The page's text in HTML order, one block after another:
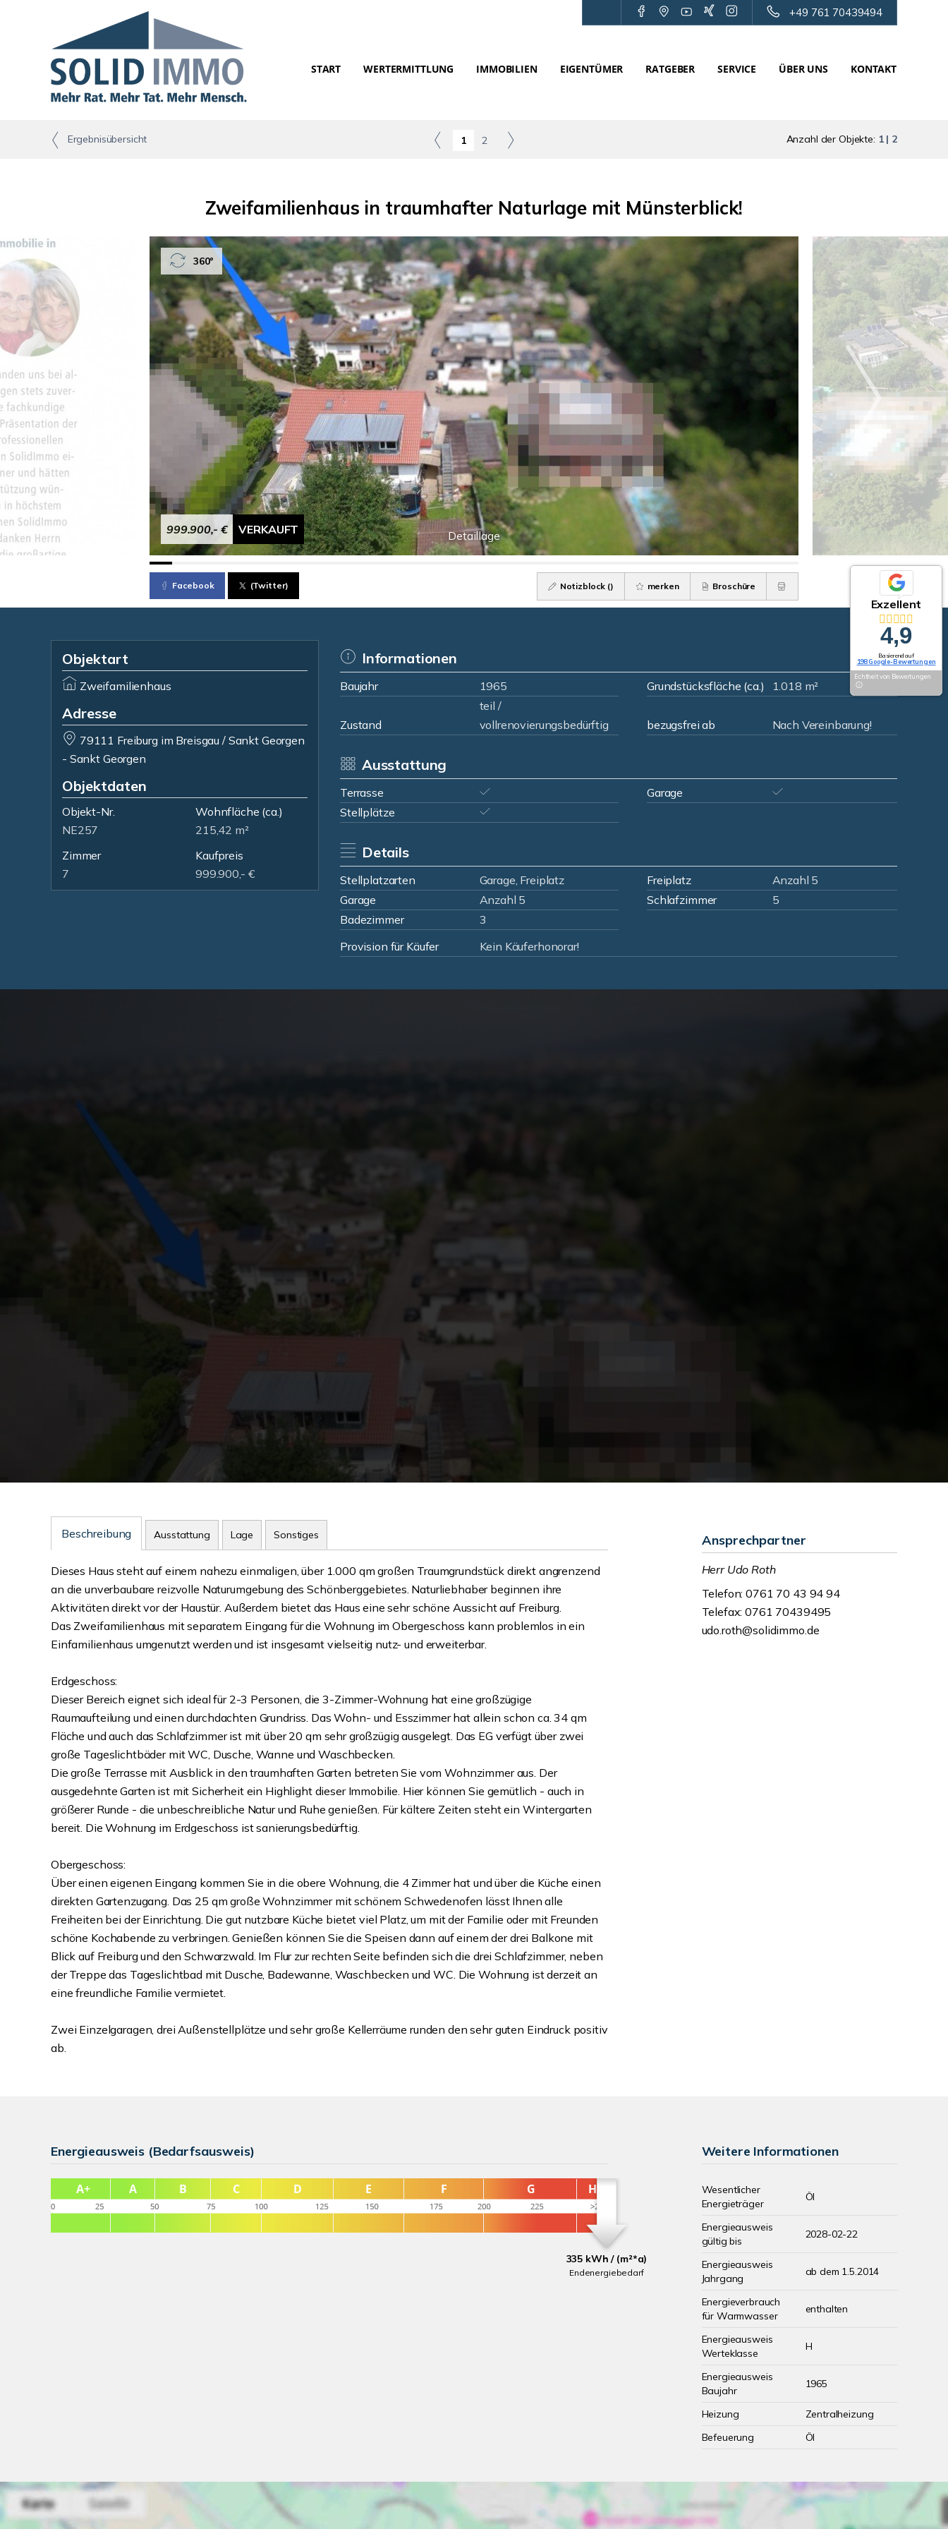
+49 761 70439494
START WERTERMITTLUNG IMMOBILIEN EIGENTÜMER RATGEBER SERVICE ÜBER UNS KONTAKT
Ergebnisübersicht 1 2 Anzahl der Objekte: 1 | 2
Zweifamilienhaus in traumhafter Naturlage mit Münsterblick!
Detaillage
999.900,- € VERKAUFT
360°
Facebook (Twitter) Notizblock () merken Broschüre
Objektart
Zweifamilienhaus
Adresse
79111 Freiburg im Breisgau / Sankt Georgen
- Sankt Georgen
Objektdaten
Objekt-Nr.
NE257
Wohnfläche (ca.)
215,42 m²
Zimmer
7
Kaufpreis
999.900,- €
Informationen
Baujahr 1965 Grundstücksfläche (ca.) 1.018 m²
Zustand
teil /
vollrenovierungsbedürftig
bezugsfrei ab Nach Vereinbarung!
Ausstattung
Terrasse
Garage
Stellplätze
Details
Stellplatzarten Garage, Freiplatz Freiplatz
Anzahl 5
Garage
Anzahl 5 Schlafzimmer
5
Badezimmer
3
Provision für Käufer
Kein Käuferhonorar!
Beschreibung Ausstattung Lage Sonstiges
Dieses Haus steht auf einem nahezu einmaligen, über 1.000 qm großen Traumgrundstück direkt angrenzend
an die unverbaubare reizvolle Naturumgebung des Schönberggebietes. Naturliebhaber beginnen ihre
Aktivitäten direkt vor der Haustür. Außerdem bietet das Haus eine sehr schöne Aussicht auf Freiburg.
Das Zweifamilienhaus mit separatem Eingang für die Wohnung im Obergeschoss kann problemlos in ein
Einfamilienhaus umgenutzt werden und ist insgesamt vielseitig nutz- und erweiterbar.
Erdgeschoss:
Dieser Bereich eignet sich ideal für 2-3 Personen, die 3-Zimmer-Wohnung hat eine großzügige
Raumaufteilung und einen durchdachten Grundriss. Das Wohn- und Esszimmer hat allein schon ca. 34 qm
Fläche und auch das Schlafzimmer ist mit über 20 qm sehr großzügig ausgelegt. Das EG verfügt über zwei
große Tageslichtbäder mit WC, Dusche, Wanne und Waschbecken.
Die große Terrasse mit Ausblick in den traumhaften Garten betreten Sie vom Wohnzimmer aus. Der
ausgedehnte Garten ist mit Sicherheit ein Highlight dieser Immobilie. Hier können Sie gemütlich - auch in
größerer Runde - die unbeschreibliche Natur und Ruhe genießen. Für kältere Zeiten steht ein Wintergarten
bereit. Die Wohnung im Erdgeschoss ist sanierungsbedürftig.
Obergeschoss:
Über einen eigenen Eingang kommen Sie in die obere Wohnung, die 4 Zimmer hat und über die Küche einen
direkten Gartenzugang. Das 25 qm große Wohnzimmer mit schönem Schwedenofen lässt Ihnen alle
Freiheiten bei der Einrichtung. Die gut nutzbare Küche bietet viel Platz, um mit der Familie oder mit Freunden
schöne Kochabende zu verbringen. Genießen können Sie die Speisen dann auf einem der drei Balkone mit
Blick auf Freiburg und den Schwarzwald. Im Flur zur rechten Seite befinden sich die drei Schlafzimmer, neben
der Treppe das Tageslichtbad mit Dusche, Badewanne, Waschbecken und WC. Die Wohnung ist derzeit an
eine freundliche Familie vermietet.
Zwei Einzelgaragen, drei Außenstellplätze und sehr große Kellerräume runden den sehr guten Eindruck positiv
ab.
Ansprechpartner
Herr Udo Roth
Telefon: 0761 70 43 94 94
Telefax: 0761 70439495
udo.roth@solidimmo.de
Energieausweis (Bedarfsausweis)
335 kWh / (m²*a)
Endenergiebedarf
Weitere Informationen
Wesentlicher
Energieträger
Öl
Energieausweis
gültig bis
2028-02-22
Energieausweis
Jahrgang
ab dem 1.5.2014
Energieverbrauch
für Warmwasser
enthalten
Energieausweis
Werteklasse
H
Energieausweis
Baujahr
1965
Heizung
Zentralheizung
Befeuerung
Öl
Exzellent
4,9
Basierend auf
198 Google-Bewertungen
Echtheit von Bewertungen